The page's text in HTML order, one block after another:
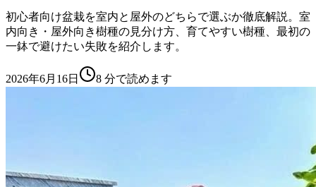
初心者向け盆栽を室内と屋外のどちらで選ぶか徹底解説。室
内向き・屋外向き樹種の見分け方、育てやすい樹種、最初の
一鉢で避けたい失敗を紹介します。
2026年6月16日 8 分で読めます